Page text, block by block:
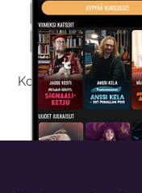
Kokeilemalla